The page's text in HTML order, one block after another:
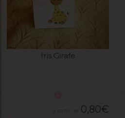
Iris Girafe
0,80€